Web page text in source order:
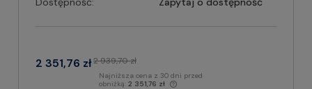
2 351,76 zł2 939,70 zł
Najniższa cena z 30 dni przed
obniżką: 2 351,76 zł